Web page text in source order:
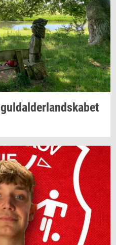
gul­dal­der­land­ska­bet